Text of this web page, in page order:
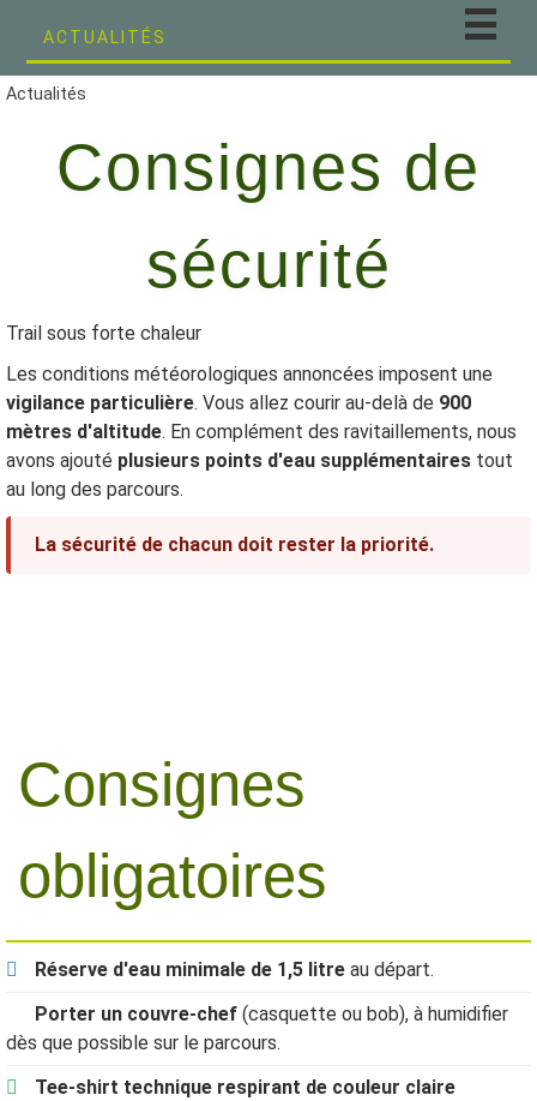
ACTUALITÉS
Actualités
Consignes de
sécurité
Trail sous forte chaleur
Les conditions météorologiques annoncées imposent une
vigilance particulière. Vous allez courir au-delà de 900
mètres d'altitude. En complément des ravitaillements, nous
avons ajouté plusieurs points d'eau supplémentaires tout
au long des parcours.
La sécurité de chacun doit rester la priorité.
Consignes
obligatoires
Réserve d'eau minimale de 1,5 litre au départ.
Porter un couvre-chef (casquette ou bob), à humidifier
dès que possible sur le parcours.
Tee-shirt technique respirant de couleur claire